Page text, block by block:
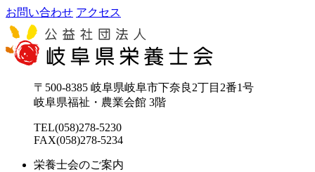
お問い合わせ アクセス
〒500-8385 岐阜県岐阜市下奈良2丁目2番1号
岐阜県福祉・農業会館 3階
TEL(058)278-5230
FAX(058)278-5234
栄養士会のご案内